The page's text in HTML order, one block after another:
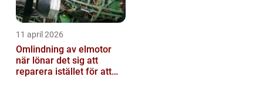
11 april 2026
Omlindning av elmotor
när lönar det sig att
reparera istället för att